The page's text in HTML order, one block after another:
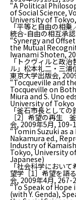
“A Political
of Social Science,
University of
「平等と自由の相
統合-自由の相互承
“Synergy and
the Mutual
Iwanami Shoten,
「トクヴィルと政
ル」松本礼二・三浦
東京大学出版会,
“Tocqueville and
Tocqueville on
Miura and S. Uno
University of Tokyo
「釜石市長として
［2］希望の再生
会, 2009年5月, 109-
“Tomin Suzuki as a
Nakamura ed.,
Industry of
Tokyo, University
Japanese)
「社会科学におい
望学［1］希望を語
会, 2009年4月, 267-
“To Speak of Hope
(with Y. Genda),